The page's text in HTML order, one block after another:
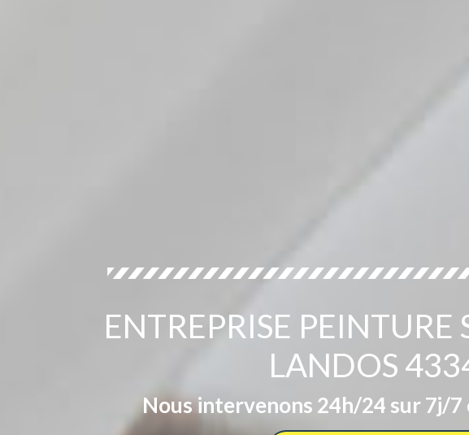
ENTREPRISE PEINTURE
LANDOS
Nous intervenons 24h/24 sur 7j/7